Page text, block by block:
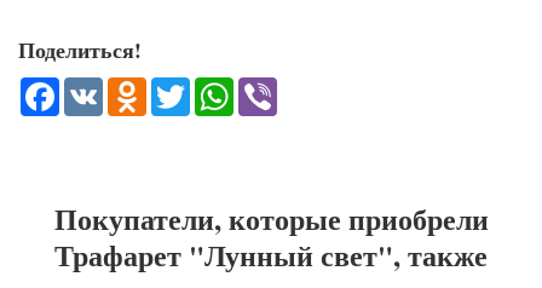
Поделиться!
Facebook
VK Odnoklassniki
TwitterWhatsApp
Покупатели, которые приобрели
Трафарет "Лунный свет", также